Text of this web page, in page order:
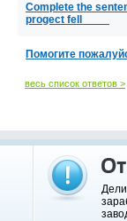
Complete the
progect fell ____
Помогите
весь список ответов >